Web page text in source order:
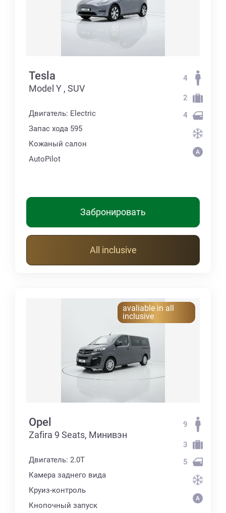
Tesla
Model Y , SUV
Двигатель: Electric
Запас хода 595
Кожаный салон
AutoPilot
4
2
4
Забронировать
All inclusive
avaliable in all
inclusive
Opel
Zafira 9 Seats, Минивэн
Двигатель: 2.0T
Камера заднего вида
Круиз-контроль
Кнопочный запуск
9
3
5